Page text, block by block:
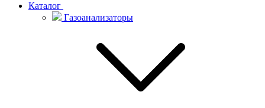
Каталог
Газоанализаторы